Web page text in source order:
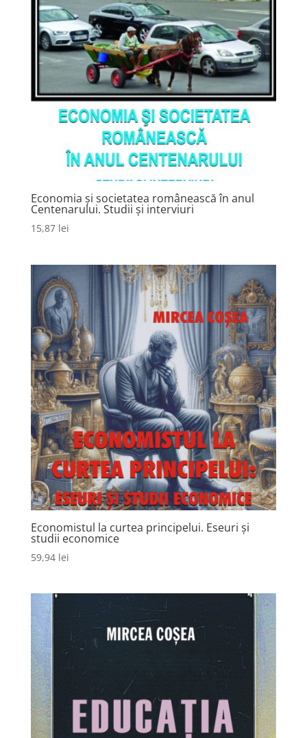
Economia şi societatea românească în anul
Centenarului. Studii şi interviuri
15,87 lei
Economistul la curtea principelui. Eseuri și
studii economice
59,94 lei